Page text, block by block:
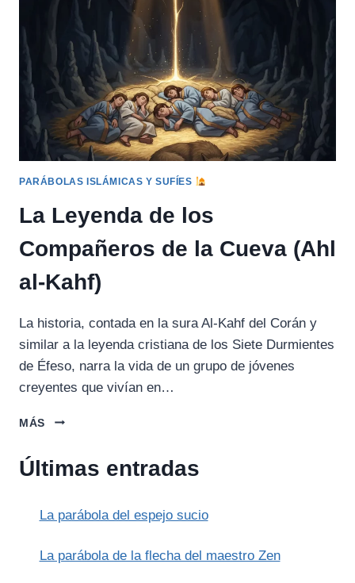
RESURRECCIÓN)
PARÁBOLAS ISLÁMICAS Y SUFÍES
La Leyenda de los
Compañeros de la Cueva (Ahl
al-Kahf)
La historia, contada en la sura Al-Kahf del Corán y
similar a la leyenda cristiana de los Siete Durmientes
de Éfeso, narra la vida de un grupo de jóvenes
creyentes que vivían en…
MÁS
LA
LOS
LA
(AHL
Últimas entradas
La parábola del espejo sucio
La parábola de la flecha del maestro Zen